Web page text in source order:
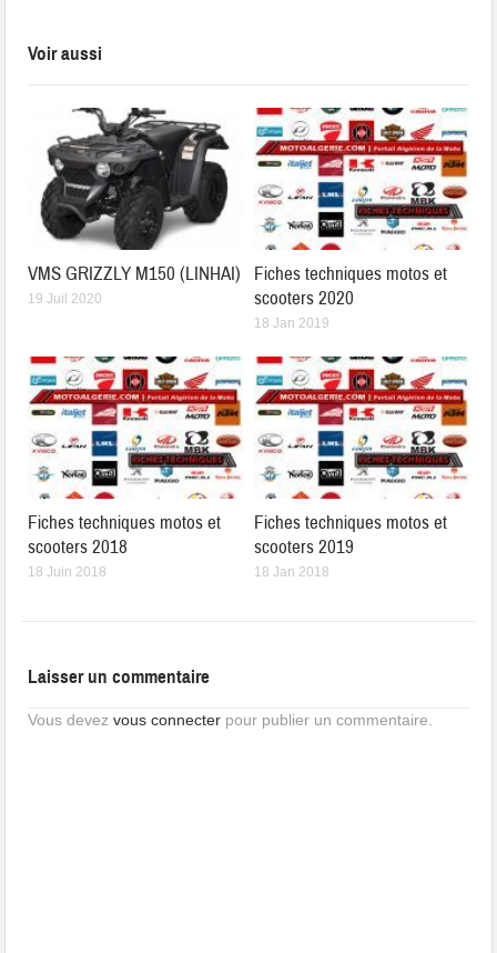
Voir aussi
VMS GRIZZLY M150 (LINHAI)
19 Juil 2020
Fiches techniques motos et
scooters 2020
18 Jan 2019
Fiches techniques motos et
scooters 2018
18 Juin 2018
Fiches techniques motos et
scooters 2019
18 Jan 2018
Laisser un commentaire
Vous devezvous connecter pour publier un commentaire.